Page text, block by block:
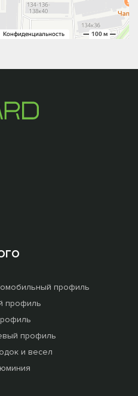
профиль
профиль
профиль
и весел